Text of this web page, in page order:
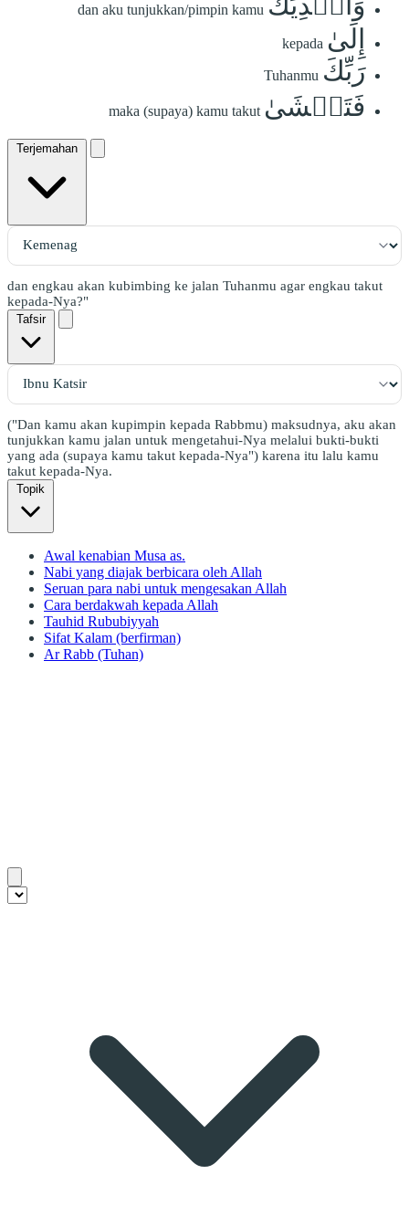
dan aku tunjukkan/pimpin kamu
إِلَىٰ kepada
رَبِّكَ Tuhanmu
فَتَخۡشَىٰ maka (supaya) kamu takut
Terjemahan
dan engkau akan kubimbing ke jalan Tuhanmu agar engkau takut
kepada-Nya?"
Tafsir
("Dan kamu akan kupimpin kepada Rabbmu) maksudnya, aku akan
tunjukkan kamu jalan untuk mengetahui-Nya melalui bukti-bukti
yang ada (supaya kamu takut kepada-Nya") karena itu lalu kamu
takut kepada-Nya.
Topik
Awal kenabian Musa as.
Nabi yang diajak berbicara oleh Allah
Seruan para nabi untuk mengesakan Allah
Cara berdakwah kepada Allah
Tauhid Rububiyyah
Sifat Kalam (berfirman)
Ar Rabb (Tuhan)